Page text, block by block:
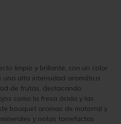
limpio y brillante, con un color
una alta intensidad aromática
de frutas, destacando
como la fresa ácida y las
bouquet aromas de matorral y
y notas torrefactas